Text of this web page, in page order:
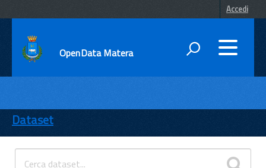
Accedi
OpenData Matera
ENTI
TEMI
INFORMAZIONI
Dataset